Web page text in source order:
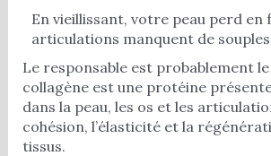
En vieillissant, votre peau perd en
articulations manquent de
Le responsable est probablement
collagène est une protéine
dans la peau, les os et les
cohésion, l’élasticité et la
tissus.